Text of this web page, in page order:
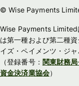
© Wise Payments
Wise Payments Limited
は第一種および第二種
イズ・ペイメンツ・ジ
（登録番号： 関東財務
資金決済業協会）